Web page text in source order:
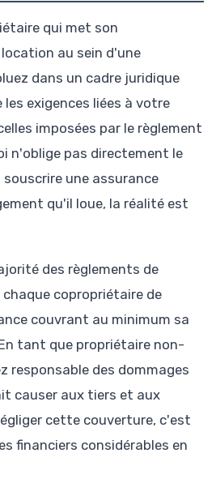
qui met son
au sein d'une
dans un cadre juridique
exigences liées à votre
imposées par le règlement
n'oblige pas directement le
une assurance
qu'il loue, la réalité est
des règlements de
copropriétaire de
couvrant au minimum sa
tant que propriétaire non-
responsable des dommages
causer aux tiers et aux
cette couverture, c'est
financiers considérables en